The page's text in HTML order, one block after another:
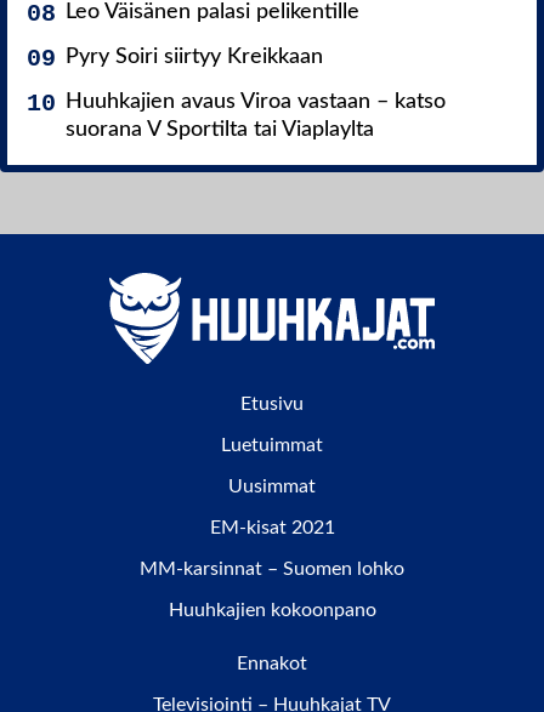
Leo Väisänen palasi pelikentille
Pyry Soiri siirtyy Kreikkaan
Huuhkajien avaus Viroa vastaan – katso
suorana V Sportilta tai Viaplaylta
Etusivu
Luetuimmat
Uusimmat
EM-kisat 2021
MM-karsinnat – Suomen lohko
Huuhkajien kokoonpano
Ennakot
Televisiointi – Huuhkajat TV